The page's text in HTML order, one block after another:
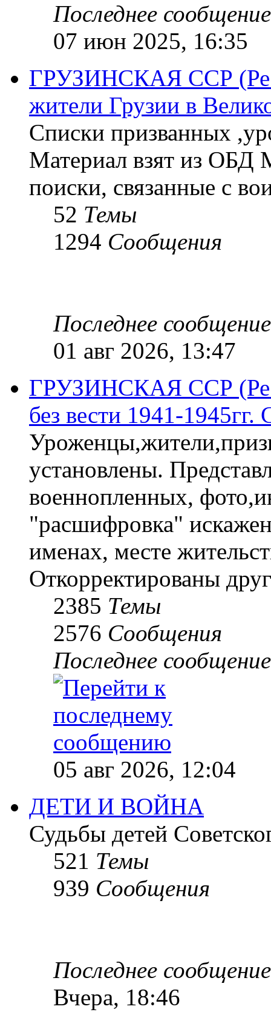
Последнее сообщение
07 июн 2025, 16:35
ГРУЗИНСКАЯ ССР
жители Грузии в
Списки призванных
Материал взят из ОБД
поиски, связанные с
52 Темы
1294 Сообщения
Последнее сообщение
01 авг 2026, 13:47
ГРУЗИНСКАЯ ССР
без вести 1941-
установлены.
военнопленных,
"расшифровка"
именах, месте
Откорректированы
2385 Темы
2576 Сообщения
Последнее сообщение
05 авг 2026, 12:04
ДЕТИ И ВОЙНА
Судьбы детей
521 Темы
939 Сообщения
Последнее сообщение
Вчера, 18:46